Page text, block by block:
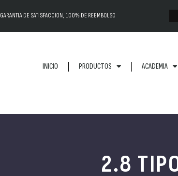
GARANTIA DE SATISFACCION, 100% DE REEMBOLSO
INICIO PRODUCTOS ACADEMIA
2.8